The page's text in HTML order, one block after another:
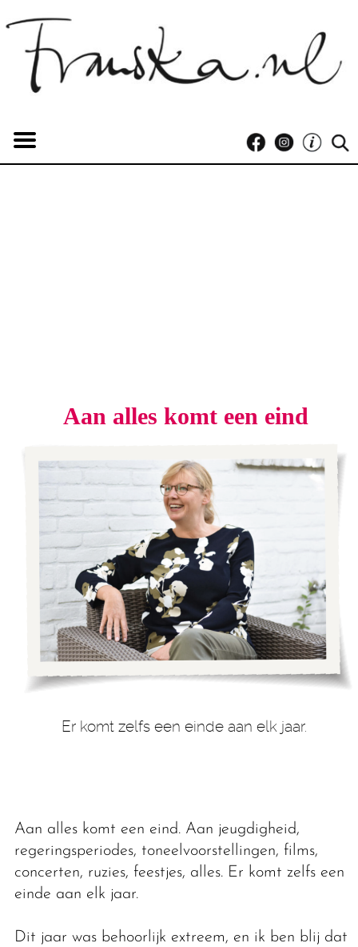
Aan alles komt een eind
Er komt zelfs een einde aan elk jaar.
Aan alles komt een eind. Aan jeugdigheid,
regeringsperiodes, toneelvoorstellingen, films,
concerten, ruzies, feestjes, alles. Er komt zelfs een
einde aan elk jaar.
Dit jaar was behoorlijk extreem, en ik ben blij dat